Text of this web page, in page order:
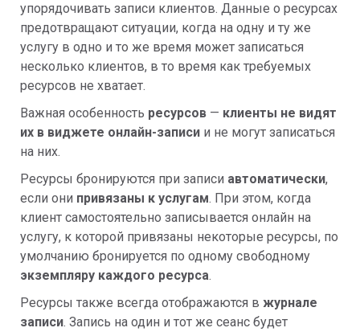
упорядочивать записи клиентов. Данные о ресурсах
предотвращают ситуации, когда на одну и ту же
услугу в одно и то же время может записаться
несколько клиентов, в то время как требуемых
ресурсов не хватает.
Важная особенность ресурсов — клиенты не видят
их в виджете онлайн-записи и не могут записаться
на них.
Ресурсы бронируются при записи автоматически,
если они привязаны к услугам. При этом, когда
клиент самостоятельно записывается онлайн на
услугу, к которой привязаны некоторые ресурсы, по
умолчанию бронируется по одному свободному
экземпляру каждого ресурса.
Ресурсы также всегда отображаются в журнале
записи. Запись на один и тот же сеанс будет